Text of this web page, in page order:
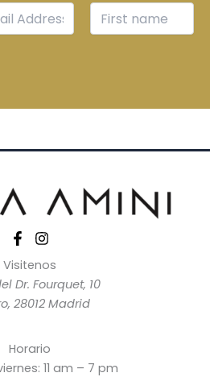
Visitenos
Dr. Fourquet, 10
28012 Madrid
Horario
11 am – 7 pm